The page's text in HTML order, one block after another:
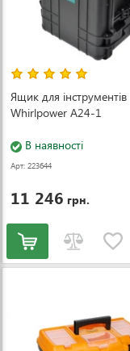
Ящик для інструментів
Whirlpower A24-1
В наявності
Арт: 223644
11 246 грн.